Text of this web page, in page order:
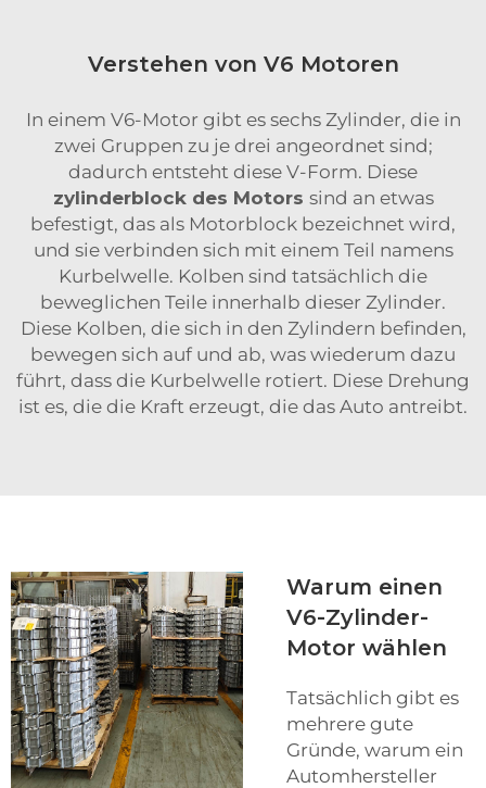
Verstehen von V6 Motoren
In einem V6-Motor gibt es sechs Zylinder, die in
zwei Gruppen zu je drei angeordnet sind;
dadurch entsteht diese V-Form. Diese
zylinderblock des Motors sind an etwas
befestigt, das als Motorblock bezeichnet wird,
und sie verbinden sich mit einem Teil namens
Kurbelwelle. Kolben sind tatsächlich die
beweglichen Teile innerhalb dieser Zylinder.
Diese Kolben, die sich in den Zylindern befinden,
bewegen sich auf und ab, was wiederum dazu
führt, dass die Kurbelwelle rotiert. Diese Drehung
ist es, die die Kraft erzeugt, die das Auto antreibt.
Warum einen
V6-Zylinder-
Motor wählen
Tatsächlich gibt es
mehrere gute
Gründe, warum ein
Automhersteller